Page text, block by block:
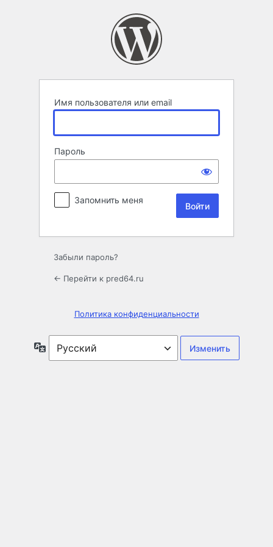
Имя пользователя или email
Пароль
Запомнить меня
Забыли пароль?
← Перейти к pred64.ru
Политика конфиденциальности
Язык